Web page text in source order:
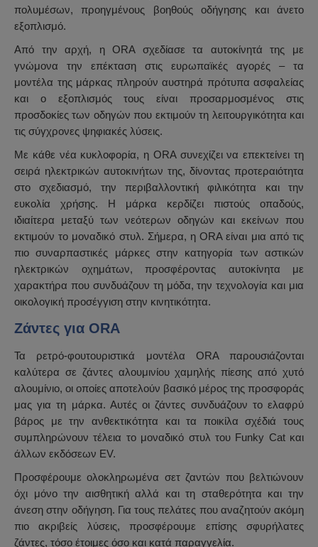
πολυμέσων, προηγμένους βοηθούς οδήγησης και άνετο
εξοπλισμό.
Από την αρχή, η ORA σχεδίασε τα αυτοκίνητά της με
γνώμονα την επέκταση στις ευρωπαϊκές αγορές – τα
μοντέλα της μάρκας πληρούν αυστηρά πρότυπα ασφαλείας
και ο εξοπλισμός τους είναι προσαρμοσμένος στις
προσδοκίες των οδηγών που εκτιμούν τη λειτουργικότητα και
τις σύγχρονες ψηφιακές λύσεις.
Με κάθε νέα κυκλοφορία, η ORA συνεχίζει να επεκτείνει τη
σειρά ηλεκτρικών αυτοκινήτων της, δίνοντας προτεραιότητα
στο σχεδιασμό, την περιβαλλοντική φιλικότητα και την
ευκολία χρήσης. Η μάρκα κερδίζει πιστούς οπαδούς,
ιδιαίτερα μεταξύ των νεότερων οδηγών και εκείνων που
εκτιμούν το μοναδικό στυλ. Σήμερα, η ORA είναι μια από τις
πιο συναρπαστικές μάρκες στην κατηγορία των αστικών
ηλεκτρικών οχημάτων, προσφέροντας αυτοκίνητα με
χαρακτήρα που συνδυάζουν τη μόδα, την τεχνολογία και μια
οικολογική προσέγγιση στην κινητικότητα.
Ζάντες για ORA
Τα ρετρό-φουτουριστικά μοντέλα ORA παρουσιάζονται
καλύτερα σε ζάντες αλουμινίου χαμηλής πίεσης από χυτό
αλουμίνιο, οι οποίες αποτελούν βασικό μέρος της προσφοράς
μας για τη μάρκα. Αυτές οι ζάντες συνδυάζουν το ελαφρύ
βάρος με την ανθεκτικότητα και τα ποικίλα σχέδιά τους
συμπληρώνουν τέλεια το μοναδικό στυλ του Funky Cat και
άλλων εκδόσεων EV.
Προσφέρουμε ολοκληρωμένα σετ ζαντών που βελτιώνουν
όχι μόνο την αισθητική αλλά και τη σταθερότητα και την
άνεση στην οδήγηση. Για τους πελάτες που αναζητούν ακόμη
πιο ακριβείς λύσεις, προσφέρουμε επίσης σφυρήλατες
ζάντες, τόσο έτοιμες όσο και κατά παραγγελία.